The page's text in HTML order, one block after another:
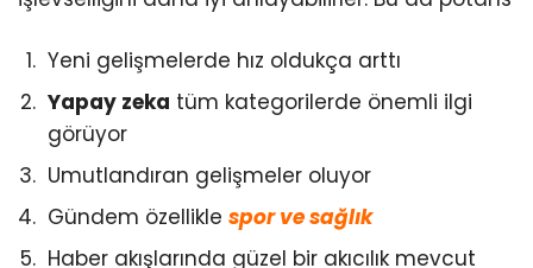
Yeni gelişmelerde hız oldukça arttı
Yapay zeka tüm kategorilerde önemli ilgi
görüyor
Umutlandıran gelişmeler oluyor
Gündem özellikle spor ve sağlık
Haber akışlarında güzel bir akıcılık mevcut